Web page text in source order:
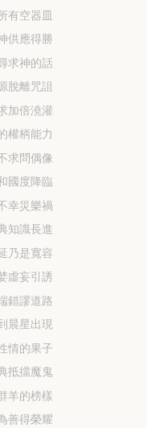
有空器皿
供應得勝
求神的話
脫離咒詛
加倍澆灌
權柄能力
求問偶像
國度降臨
幸災樂禍
知識長進
乃是寬容
虛妄引誘
錯謬道路
晨星出現
情的果子
抵擋魔鬼
羊的榜樣
善得榮耀